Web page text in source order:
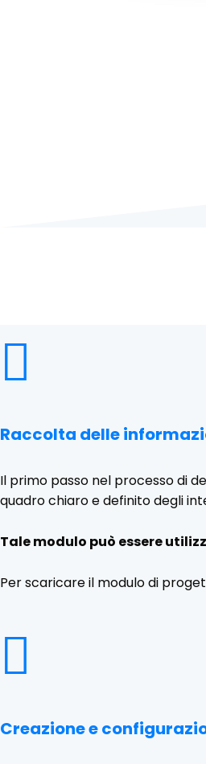

Raccolta delle
Il primo passo nel processo di
quadro chiaro e definito degli
Tale modulo può essere
Per scaricare il modulo di

Creazione e